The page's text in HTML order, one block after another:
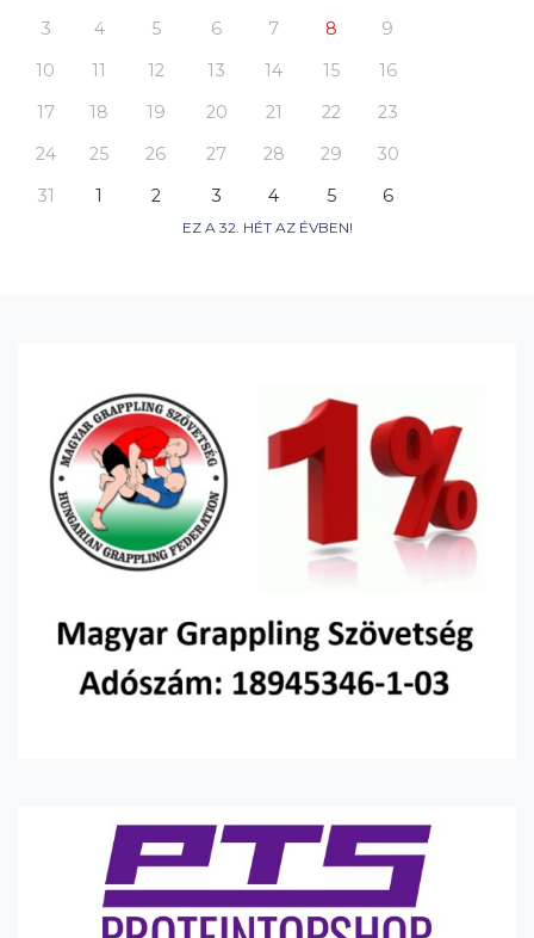
3
4 5 6 7 8
9
10
11 12 13 14 15
16
17
18 19 20 21 22
23
24
25 26 27 28 29
30
31
1 2 3 4 5 6
EZ A 32. HÉT AZ ÉVBEN!